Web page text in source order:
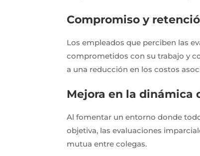
Compromiso y
Los empleados que perciben las
comprometidos con su trabajo y
a una reducción en los costos
Mejora en la dinámica
Al fomentar un entorno donde
objetiva, las evaluaciones
mutua entre colegas.